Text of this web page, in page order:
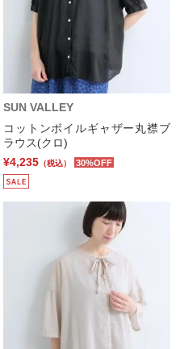
SUN VALLEY
コットンボイルギャザー丸襟ブ
ラウス(クロ)
¥4,235 （税込） 30%OFF